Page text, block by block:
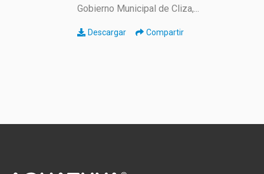
Gobierno Municipal de Cliza,...
Descargar Compartir